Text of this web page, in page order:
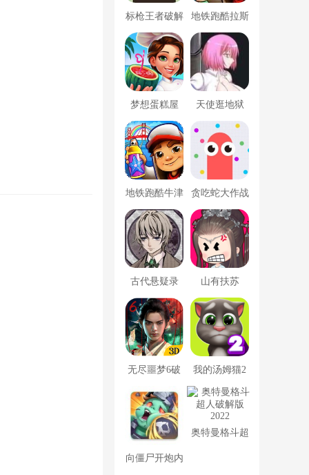
标枪王者破解
版无限金币钻
石内置菜单
地铁跑酷拉斯
维加斯新触控
内置菜单版
梦想蛋糕屋 天使逛地狱
地铁跑酷牛津
版内置菜单
贪吃蛇大作战
破解版
古代悬疑录 山有扶苏
无尽噩梦6破
解版内置菜单
MOD修改器
我的汤姆猫2
破解版
向僵尸开炮内
奥特曼格斗超